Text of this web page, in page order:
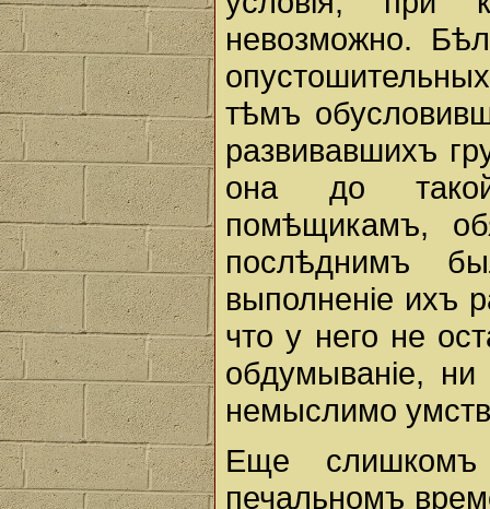
невозможно.
тѣмъ
развивавшихъ
она до
помѣщикамъ,
послѣднимъ
выполненiе ихъ
что у него не
обдумыванiе, ни
немыслимо
Еще
печальномъ